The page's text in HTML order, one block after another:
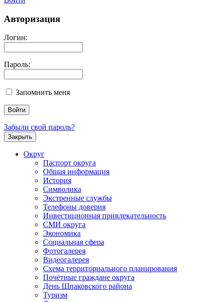
Авторизация
Логин:
Пароль:
Запомнить меня
Забыли свой пароль?
Закрыть
Округ
Паспорт округа
Общая информация
История
Символика
Экстренные службы
Телефоны доверия
Инвестиционная привлекательность
СМИ округа
Экономика
Социальная сфера
Фотогалерея
Видеогалерея
Схема территориального планирования
Почётные граждане округа
День Шпаковского района
Туризм